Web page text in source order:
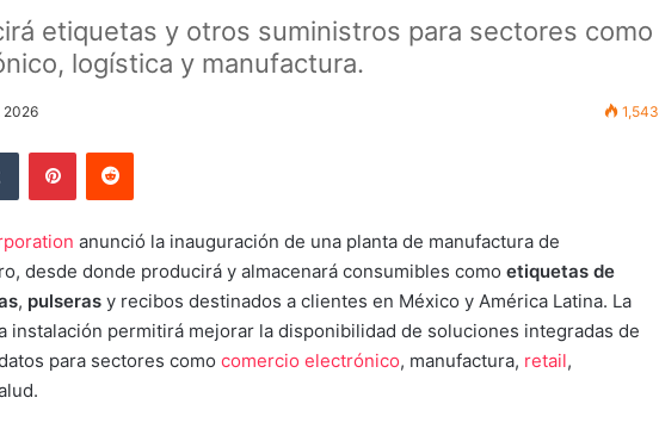
etiquetas y otros suministros para sectores como
logística y manufactura.
2026 1,543
anunció la inauguración de una planta de manufactura de
desde donde producirá y almacenará consumibles como etiquetas de
, pulseras y recibos destinados a clientes en México y América Latina. La
instalación permitirá mejorar la disponibilidad de soluciones integradas de
para sectores como comercio electrónico, manufactura, retail,